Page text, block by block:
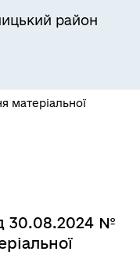
район
матеріальної
30.08.2024 №